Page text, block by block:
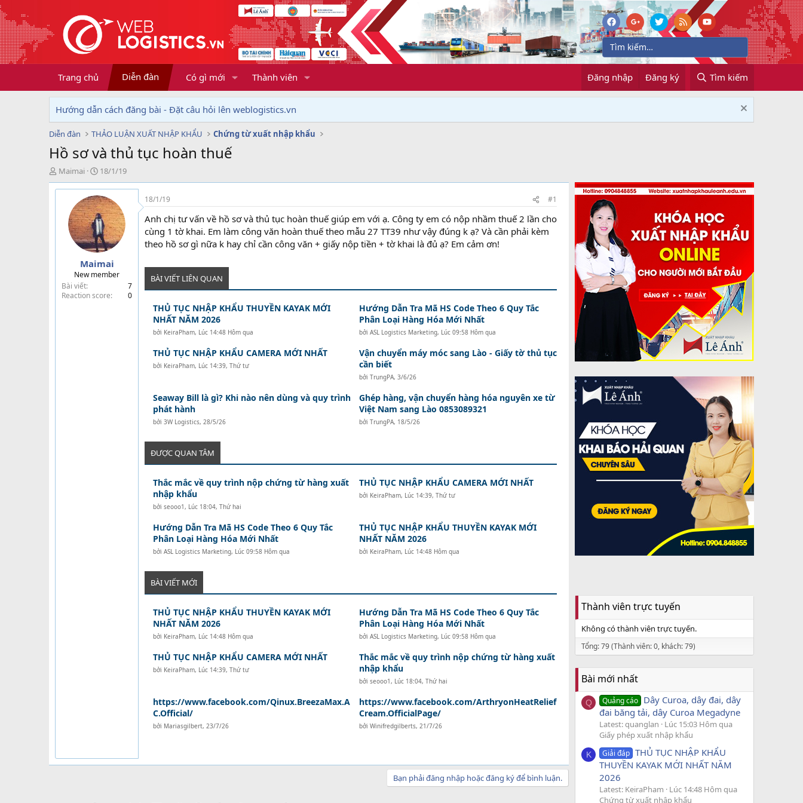
Trang chủ Diễn đàn Có gì mới Thành viên Đăng nhập Đăng ký Tìm kiếm
Hướng dẫn cách đăng bài - Đặt câu hỏi lên weblogistics.vn
Diễn đàn THẢO LUẬN XUẤT NHẬP KHẨU Chứng từ xuất nhập khẩu
Hồ sơ và thủ tục hoàn thuế
T
h
r
Maimai
N
g
à
y
g
ử
i
18/1/19
Maimai
New member
Bài viết
7
Reaction score
0
18/1/19 #1
Anh chị tư vấn về hồ sơ và thủ tục hoàn thuế giúp em với ạ. Công ty em có nộp nhầm thuế 2 lần cho
cùng 1 tờ khai. Em làm công văn hoàn thuế theo mẫu 27 TT39 như vậy đúng k ạ? Và cần phải kèm
theo hồ sơ gì nữa k hay chỉ cần công văn + giấy nộp tiền + tờ khai là đủ ạ? Em cảm ơn!
BÀI VIẾT LIÊN QUAN
THỦ TỤC NHẬP KHẨU THUYỀN KAYAK MỚI
NHẤT NĂM 2026
bởi KeiraPham, Lúc 14:48 Hôm qua
Hướng Dẫn Tra Mã HS Code Theo 6 Quy Tắc
Phân Loại Hàng Hóa Mới Nhất
bởi ASL Logistics Marketing, Lúc 09:58 Hôm qua
THỦ TỤC NHẬP KHẨU CAMERA MỚI NHẤT
bởi KeiraPham, Lúc 14:39, Thứ tư
Vận chuyển máy móc sang Lào - Giấy tờ thủ tục
cần biết
bởi TrungPA, 3/6/26
Seaway Bill là gì? Khi nào nên dùng và quy trình
phát hành
bởi 3W Logistics, 28/5/26
Ghép hàng, vận chuyển hàng hóa nguyên xe từ
Việt Nam sang Lào 0853089321
bởi TrungPA, 18/5/26
ĐƯỢC QUAN TÂM
Thắc mắc về quy trình nộp chứng từ hàng xuất
nhập khẩu
bởi seooo1, Lúc 18:04, Thứ hai
THỦ TỤC NHẬP KHẨU CAMERA MỚI NHẤT
bởi KeiraPham, Lúc 14:39, Thứ tư
Hướng Dẫn Tra Mã HS Code Theo 6 Quy Tắc
Phân Loại Hàng Hóa Mới Nhất
bởi ASL Logistics Marketing, Lúc 09:58 Hôm qua
THỦ TỤC NHẬP KHẨU THUYỀN KAYAK MỚI
NHẤT NĂM 2026
bởi KeiraPham, Lúc 14:48 Hôm qua
BÀI VIẾT MỚI
THỦ TỤC NHẬP KHẨU THUYỀN KAYAK MỚI
NHẤT NĂM 2026
bởi KeiraPham, Lúc 14:48 Hôm qua
Hướng Dẫn Tra Mã HS Code Theo 6 Quy Tắc
Phân Loại Hàng Hóa Mới Nhất
bởi ASL Logistics Marketing, Lúc 09:58 Hôm qua
THỦ TỤC NHẬP KHẨU CAMERA MỚI NHẤT
bởi KeiraPham, Lúc 14:39, Thứ tư
Thắc mắc về quy trình nộp chứng từ hàng xuất
nhập khẩu
bởi seooo1, Lúc 18:04, Thứ hai
https://www.facebook.com/Qinux.BreezaMax.A
C.Official/
bởi Mariasgilbert, 23/7/26
https://www.facebook.com/ArthryonHeatRelief
Cream.OfficialPage/
bởi Winifredgilberts, 21/7/26
Bạn phải đăng nhập hoặc đăng ký để bình luận.
Thành viên trực tuyến
Không có thành viên trực tuyến.
Tổng: 79 (Thành viên: 0, khách: 79)
Bài mới nhất
Q Quảng cáo Dây Curoa, dây đai, dây
đai băng tải, dây Curoa Megadyne
Latest: quanglan
Lúc 15:03 Hôm qua
Giấy phép xuất nhập khẩu
K Giải đáp THỦ TỤC NHẬP KHẨU
THUYỀN KAYAK MỚI NHẤT NĂM
2026
Latest: KeiraPham
Lúc 14:48 Hôm qua
Chứng từ xuất nhập khẩu